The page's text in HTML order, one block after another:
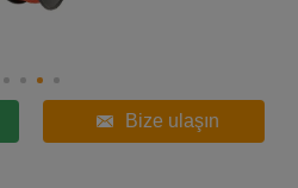
Bize ulaşın